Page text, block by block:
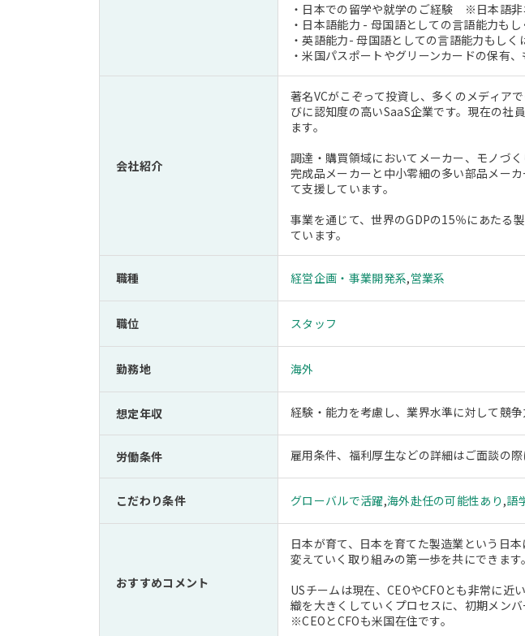
・日本での留学や就学のご経験 ※日本語非
・日本語能力 - 母国語としての言語能力も
・英語能力- 母国語としての言語能力もし
・米国パスポートやグリーンカードの保有
会社紹介
著名VCがこぞって投資し、多くのメディア
びに認知度の高いSaaS企業です。現在の社
ます。
調達・購買領域においてメーカー、モノづ
完成品メーカーと中小零細の多い部品メー
て支援しています。
事業を通じて、世界のGDPの15％にあたる
ています。
職種 経営企画・事業開発系,営業系
職位 スタッフ
勤務地 海外
想定年収 経験・能力を考慮し、業界水準に対して競
労働条件 雇用条件、福利厚生などの詳細はご面談の際
こだわり条件 グローバルで活躍,海外赴任の可能性あり ,語
おすすめコメント
日本が育て、日本を育てた製造業という日
変えていく取り組みの第一歩を共にできます。
USチームは現在、CEOやCFOとも非常に
織を大きくしていくプロセスに、初期メン
※CEOとCFOも米国在住です。